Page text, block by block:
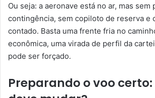
Ou seja: a aeronave está no ar, mas sem
contingência, sem copiloto de reserva e
contado. Basta uma frente fria no
econômica, uma virada de perfil da
pode ser forçado.
Preparando o voo certo: